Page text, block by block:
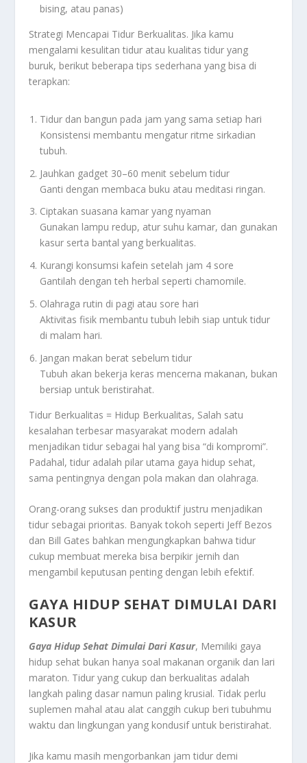
bising, atau panas)
Strategi Mencapai Tidur Berkualitas. Jika kamu
mengalami kesulitan tidur atau kualitas tidur yang
buruk, berikut beberapa tips sederhana yang bisa di
terapkan:
Tidur dan bangun pada jam yang sama setiap hari
Konsistensi membantu mengatur ritme sirkadian
tubuh.
Jauhkan gadget 30–60 menit sebelum tidur
Ganti dengan membaca buku atau meditasi ringan.
Ciptakan suasana kamar yang nyaman
Gunakan lampu redup, atur suhu kamar, dan gunakan
kasur serta bantal yang berkualitas.
Kurangi konsumsi kafein setelah jam 4 sore
Gantilah dengan teh herbal seperti chamomile.
Olahraga rutin di pagi atau sore hari
Aktivitas fisik membantu tubuh lebih siap untuk tidur
di malam hari.
Jangan makan berat sebelum tidur
Tubuh akan bekerja keras mencerna makanan, bukan
bersiap untuk beristirahat.
Tidur Berkualitas = Hidup Berkualitas, Salah satu
kesalahan terbesar masyarakat modern adalah
menjadikan tidur sebagai hal yang bisa “di kompromi”.
Padahal, tidur adalah pilar utama gaya hidup sehat,
sama pentingnya dengan pola makan dan olahraga.
Orang-orang sukses dan produktif justru menjadikan
tidur sebagai prioritas. Banyak tokoh seperti Jeff Bezos
dan Bill Gates bahkan mengungkapkan bahwa tidur
cukup membuat mereka bisa berpikir jernih dan
mengambil keputusan penting dengan lebih efektif.
GAYA HIDUP SEHAT DIMULAI DARI
KASUR
Gaya Hidup Sehat Dimulai Dari Kasur, Memiliki gaya
hidup sehat bukan hanya soal makanan organik dan lari
maraton. Tidur yang cukup dan berkualitas adalah
langkah paling dasar namun paling krusial. Tidak perlu
suplemen mahal atau alat canggih cukup beri tubuhmu
waktu dan lingkungan yang kondusif untuk beristirahat.
Jika kamu masih mengorbankan jam tidur demi